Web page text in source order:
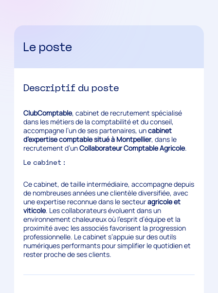
Le poste
Descriptif du poste
ClubComptable, cabinet de recrutement spécialisé
dans les métiers de la comptabilité et du conseil,
accompagne l’un de ses partenaires, uncabinet
d’expertise comptable situé à Montpellier, dans le
recrutement d’unCollaborateur Comptable Agricole.
Le cabinet :
Ce cabinet, de taille intermédiaire, accompagne depuis
de nombreuses années une clientèle diversifiée, avec
une expertise reconnue dans le secteuragricole et
viticole. Les collaborateurs évoluent dans un
environnement chaleureux où l’esprit d’équipe et la
proximité avec les associés favorisent la progression
professionnelle. Le cabinet s’appuie sur des outils
numériques performants pour simplifier le quotidien et
rester proche de ses clients.